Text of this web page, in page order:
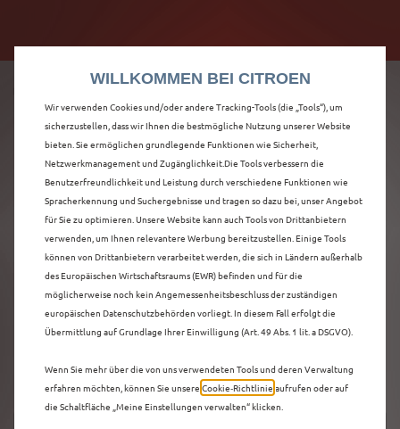
ENTDECKEN SIE ALLE
Ë-C3 AIRCROSS
NEUWAGEN MIT
ELEKTRO ANTRIEB IN
GÜTERSLOH
WILLKOMMEN BEI CITROEN
Wir verwenden Cookies und/oder andere Tracking-Tools (die „Tools“), um
sicherzustellen, dass wir Ihnen die bestmögliche Nutzung unserer Website
bieten. Sie ermöglichen grundlegende Funktionen wie Sicherheit,
Netzwerkmanagement und Zugänglichkeit.Die Tools verbessern die
Benutzerfreundlichkeit und Leistung durch verschiedene Funktionen wie
Spracherkennung und Suchergebnisse und tragen so dazu bei, unser Angebot
für Sie zu optimieren. Unsere Website kann auch Tools von Drittanbietern
verwenden, um Ihnen relevantere Werbung bereitzustellen. Einige Tools
können von Drittanbietern verarbeitet werden, die sich in Ländern außerhalb
des Europäischen Wirtschaftsraums (EWR) befinden und für die
möglicherweise noch kein Angemessenheitsbeschluss der zuständigen
europäischen Datenschutzbehörden vorliegt. In diesem Fall erfolgt die
Übermittlung auf Grundlage Ihrer Einwilligung (Art. 49 Abs. 1 lit. a DSGVO).
Wenn Sie mehr über die von uns verwendeten Tools und deren Verwaltung
erfahren möchten, können Sie unsere Cookie‑Richtlinie aufrufen oder auf
die Schaltfläche „Meine Einstellungen verwalten“ klicken.